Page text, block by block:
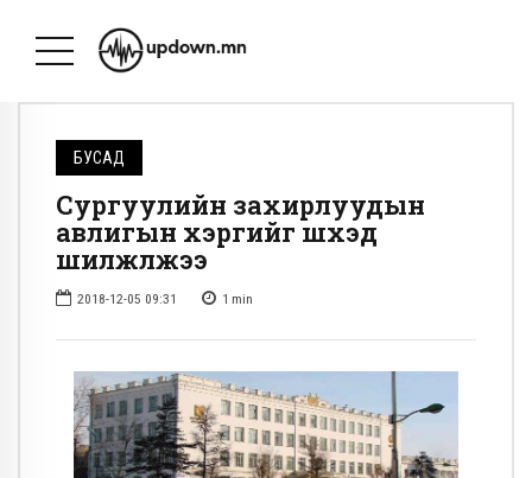
БУСАД
Сургуулийн захирлуудын
авлигын хэргийг шүүхэд
шилжүүлжээ
2018-12-05 09:31 1 min